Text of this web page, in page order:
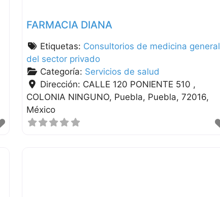
FARMACIA DIANA
Etiquetas: Consultorios de medicina general
del sector privado
Categoría: Servicios de salud
Dirección: CALLE 120 PONIENTE 510 ,
COLONIA NINGUNO Puebla Puebla 72016
México